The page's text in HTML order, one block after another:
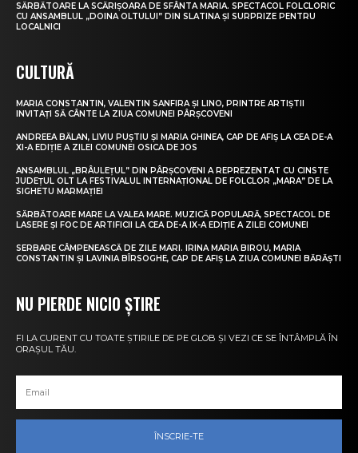
SĂRBĂTOARE LA SCĂRIȘOARA DE SFÂNTA MARIA. SPECTACOL FOLCLORIC
CU ANSAMBLUL „DOINA OLTULUI” DIN SLATINA ȘI SURPRIZE PENTRU
LOCALNICI
CULTURĂ
MARIA CONSTANTIN, VALENTIN SANFIRA ȘI LINO, PRINTRE ARTIȘTII
INVITAȚI SĂ CÂNTE LA ZIUA COMUNEI PÂRȘCOVENI
ANDREEA BĂLAN, LIVIU PUȘTIU ȘI MARIA GHINEA, CAP DE AFIȘ LA CEA DE-A
XI-A EDIȚIE A ZILEI COMUNEI OSICA DE JOS
ANSAMBLUL „BRÂULEȚUL” DIN PÂRȘCOVENI A REPREZENTAT CU CINSTE
JUDEȚUL OLT LA FESTIVALUL INTERNAȚIONAL DE FOLCLOR „MARA” DE LA
SIGHETU MARMAȚIEI
SĂRBĂTOARE MARE LA VALEA MARE. MUZICĂ POPULARĂ, SPECTACOL DE
LASERE ȘI FOC DE ARTIFICII LA CEA DE-A IX-A EDIȚIE A ZILEI COMUNEI
SERBARE CÂMPENEASCĂ DE ZILE MARI. IRINA MARIA BIROU, MARIA
CONSTANTIN ȘI LAVINIA BÎRSOGHE, CAP DE AFIȘ LA ZIUA COMUNEI BĂRĂȘTI
NU PIERDE NICIO ȘTIRE
FI LA CURENT CU TOATE ȘTIRILE DE PE GLOB ȘI VEZI CE SE ÎNTÂMPLĂ ÎN
ORAȘUL TĂU.
ÎNSCRIE-TE